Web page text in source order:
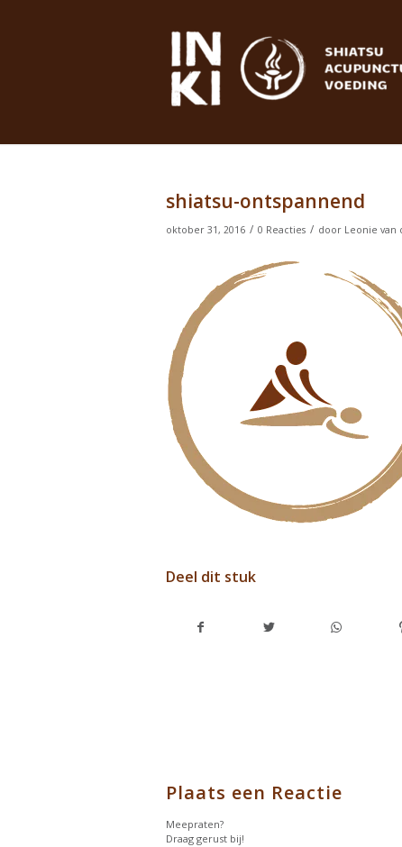
shiatsu-ontspannend
oktober 31, 2016 / 0 Reacties / door Leonie van
Deel dit stuk
Plaats een Reactie
Meepraten?
Draag gerust bij!